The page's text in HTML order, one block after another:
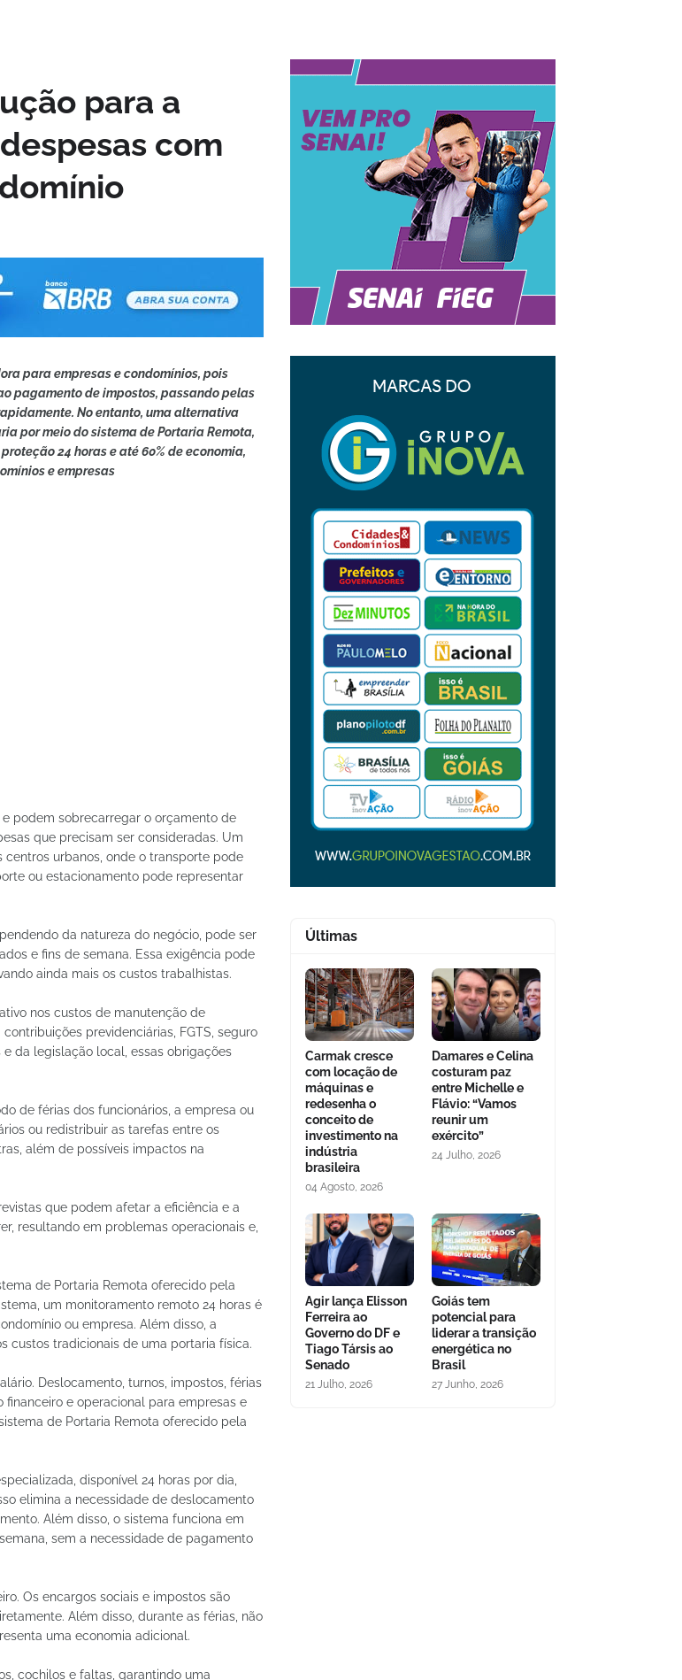
para a
com
para empresas e condomínios, pois
pagamento de impostos, passando pelas
No entanto, uma alternativa
por meio do sistema de Portaria Remota,
24 horas e até 60% de economia,
e empresas
podem sobrecarregar o orçamento de
que precisam ser consideradas. Um
urbanos, onde o transporte pode
ou estacionamento pode representar
da natureza do negócio, pode ser
e fins de semana. Essa exigência pode
ainda mais os custos trabalhistas.
nos custos de manutenção de
previdenciárias, FGTS, seguro
da legislação local, essas obrigações
de férias dos funcionários, a empresa ou
ou redistribuir as tarefas entre os
além de possíveis impactos na
que podem afetar a eficiência e a
resultando em problemas operacionais e,
de Portaria Remota oferecido pela
um monitoramento remoto 24 horas é
ou empresa. Além disso, a
custos tradicionais de uma portaria física.
Deslocamento, turnos, impostos, férias
e operacional para empresas e
de Portaria Remota oferecido pela
disponível 24 horas por dia,
elimina a necessidade de deslocamento
Além disso, o sistema funciona em
sem a necessidade de pagamento
Os encargos sociais e impostos são
Além disso, durante as férias, não
uma economia adicional.
cochilos e faltas, garantindo uma
Últimas
Carmak cresce
com locação de
máquinas e
redesenha o
conceito de
investimento na
indústria
brasileira
04 Agosto, 2026
Damares e Celina
costuram paz
entre Michelle e
Flávio: “Vamos
reunir um
exército”
24 Julho, 2026
Agir lança Elisson
Ferreira ao
Governo do DF e
Tiago Társis ao
Senado
21 Julho, 2026
Goiás tem
potencial para
liderar a transição
energética no
Brasil
27 Junho, 2026